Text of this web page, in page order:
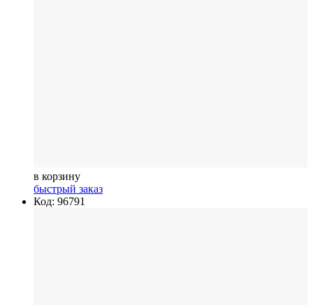
в корзину
быстрый заказ
Код: 96791